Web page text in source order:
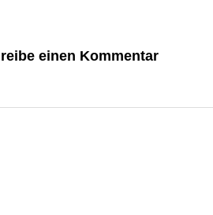
einen Kommentar